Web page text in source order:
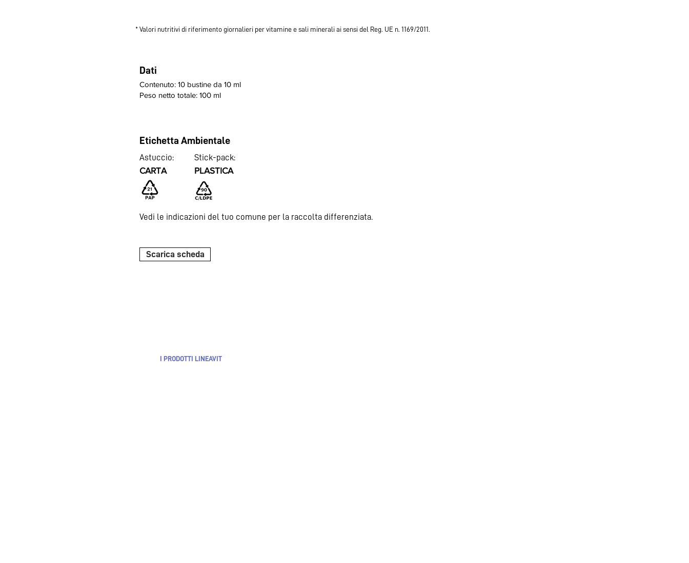
* Valori nutritivi di riferimento giornalieri per vitamine e sali minerali ai sensi del Reg. UE n. 1169/2011.
Contenuto: 10 bustine da 10 ml
Peso netto totale: 100 ml
Dati
Etichetta Ambientale
Astuccio:
CARTA
Stick-pack:
PLASTICA
Vedi le indicazioni del tuo comune per la raccolta differenziata.
Scarica scheda
I PRODOTTI LINEAVIT